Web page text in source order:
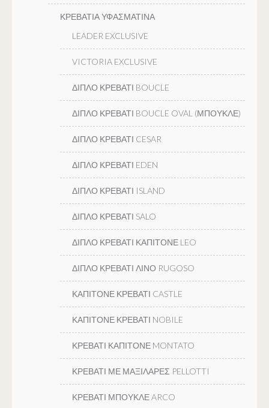
ΚΡΕΒΑΤΙΑ ΥΦΑΣΜΑΤΙΝΑ
LEADER EXCLUSIVE
VICTORIA EXCLUSIVE
ΔΙΠΛΟ ΚΡΕΒΑΤΙ BOUCLE
ΔΙΠΛΟ ΚΡΕΒΑΤΙ BOUCLE OVAL (ΜΠΟΥΚΛΕ)
ΔΙΠΛΟ ΚΡΕΒΑΤΙ CESAR
ΔΙΠΛΟ ΚΡΕΒΑΤΙ EDEN
ΔΙΠΛΟ ΚΡΕΒΑΤΙ ISLAND
ΔΙΠΛΟ ΚΡΕΒΑΤΙ SALO
ΔΙΠΛΟ ΚΡΕΒΑΤΙ ΚΑΠΙΤΟΝΕ LEO
ΔΙΠΛΟ ΚΡΕΒΑΤΙ ΛΙΝΟ RUGOSO
ΚΑΠΙΤΟΝΕ ΚΡΕΒΑΤΙ CASTLE
ΚΑΠΙΤΟΝΕ ΚΡΕΒΑΤΙ NOBILE
ΚΡΕΒΑΤΙ ΚΑΠΙΤΟΝΕ MONTATO
ΚΡΕΒΑΤΙ ΜΕ ΜΑΞΙΛΑΡΕΣ PELLOTTI
ΚΡΕΒΑΤΙ ΜΠΟΥΚΛΕ ARCO